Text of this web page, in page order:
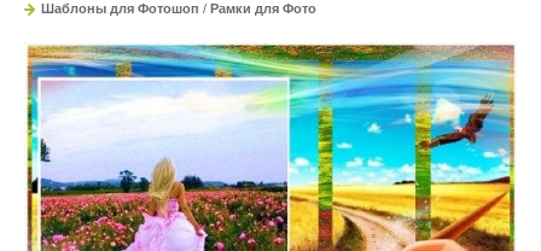
Шаблоны для Фотошоп / Рамки для Фото